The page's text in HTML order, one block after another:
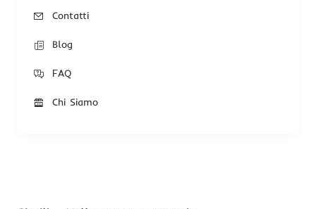
Contatti
Blog
FAQ
Chi Siamo